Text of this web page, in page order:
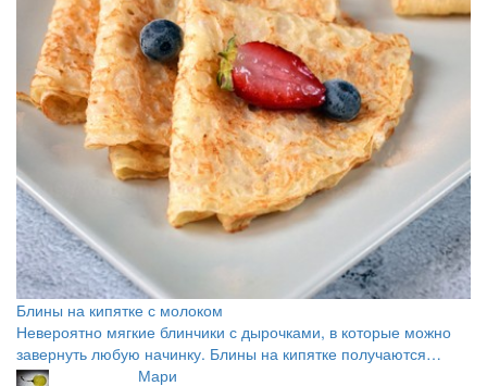
Блины на кипятке с молоком
Невероятно мягкие блинчики с дырочками, в которые можно
завернуть любую начинку. Блины на кипятке получаются…
Мари